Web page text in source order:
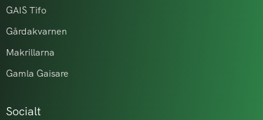
GAIS Tifo
Gårdakvarnen
Makrillarna
Gamla Gaisare
Socialt